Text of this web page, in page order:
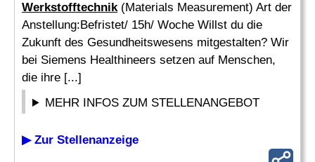
Werkstofftechnik(Materials Measurement) Art der
Anstellung:Befristet/ 15h/ Woche Willst du die
Zukunft des Gesundheitswesens mitgestalten? Wir
bei Siemens Healthineers setzen auf Menschen,
die ihre [...]
MEHR INFOS ZUM STELLENANGEBOT
▶ Zur Stellenanzeige